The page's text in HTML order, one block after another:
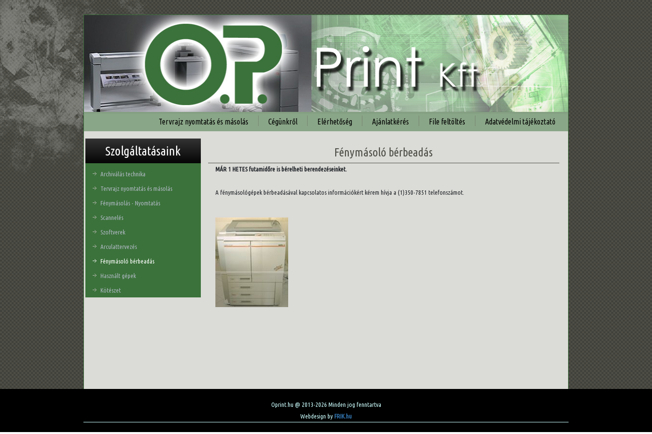
Tervrajz nyomtatás és másolás Cégünkről Elérhetőség Ajánlatkérés File feltöltés Adatvédelmi tájékoztató
Szolgáltatásaink
Archiválás technika
Tervrajz nyomtatás és másolás
Fénymásolás - Nyomtatás
Scannelés
Szoftverek
Arculattervezés
Fénymásoló bérbeadás
Használt gépek
Kötészet
Fénymásoló bérbeadás
MÁR 1 HETES futamidőre is bérelheti berendezéseinket.
A fénymásológépek bérbeadásával kapcsolatos információkért kérem hívja a (1)350-7851 telefonszámot.
Oprint.hu @ 2013-2026 Minden jog fenntartva
Webdesign by FRIK.hu